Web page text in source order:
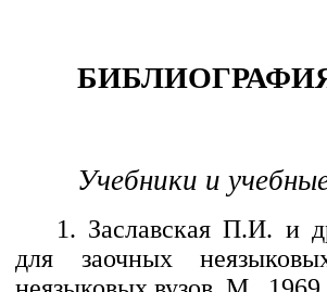
Учебники и
1. Заславская П.И. и
для заочных